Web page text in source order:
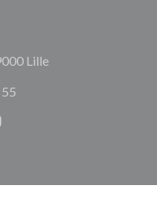
Lille((apre una nuova
((apre una nuova
((apre una